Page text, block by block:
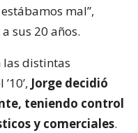
mal”,
sus 20 años.
las distintas
Jorge decidió
teniendo control
y comerciales.